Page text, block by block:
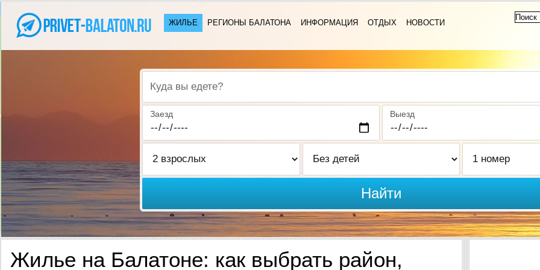
ЖИЛЬЕ РЕГИОНЫ БАЛАТОНА ИНФОРМАЦИЯ ОТДЫХ НОВОСТИ
Куда вы едете?
Заезд Выезд
Найти
Жилье на Балатоне: как выбрать район,